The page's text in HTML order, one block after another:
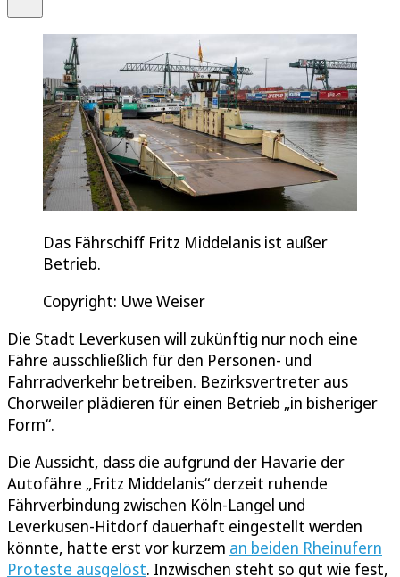
Das Fährschiff Fritz Middelanis ist außer
Betrieb.
Copyright: Uwe Weiser
Die Stadt Leverkusen will zukünftig nur noch eine
Fähre ausschließlich für den Personen- und
Fahrradverkehr betreiben. Bezirksvertreter aus
Chorweiler plädieren für einen Betrieb „in bisheriger
Form“.
Die Aussicht, dass die aufgrund der Havarie der
Autofähre „Fritz Middelanis“ derzeit ruhende
Fährverbindung zwischen Köln-Langel und
Leverkusen-Hitdorf dauerhaft eingestellt werden
könnte, hatte erst vor kurzem an beiden Rheinufern
Proteste ausgelöst. Inzwischen steht so gut wie fest,